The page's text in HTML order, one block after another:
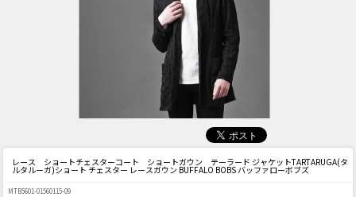
レース ショートチェスターコート ショートガウン テーラード ジャケットTARTARUGA(タ
ルタルーガ)ショート チェスター レースガウン BUFFALO BOBS バッファローボブズ
MTB5601-01560115-09